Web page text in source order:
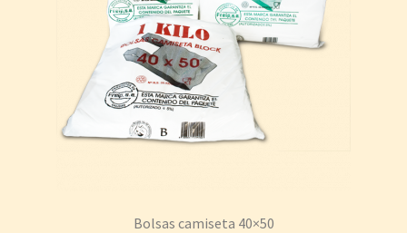
Bolsas camiseta 40×50